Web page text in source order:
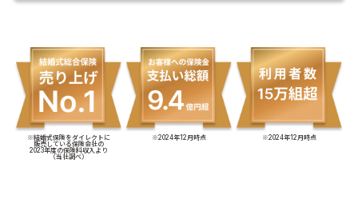
※結婚式保険をダイレクトに
販売している保険会社の
2023年度の保険料収入より
（当社調べ）
※2024年12月時点 ※2024年12月時点